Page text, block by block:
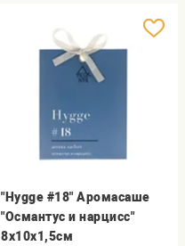
"Hygge #18" Аромасаше
"Османтус и нарцисс"
8х10х1,5см